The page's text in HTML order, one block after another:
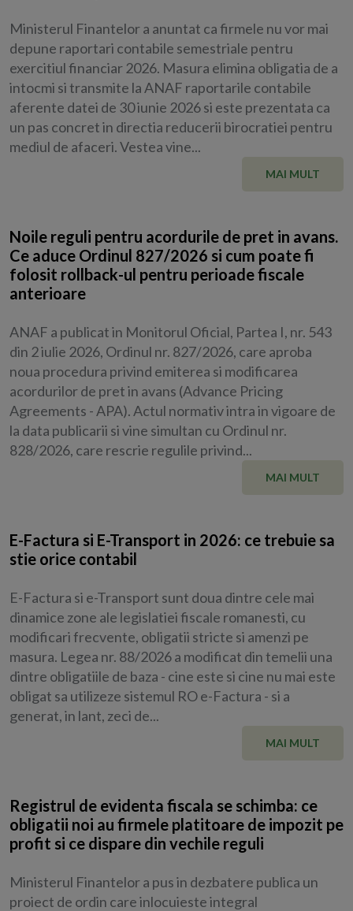
Ministerul Finantelor a anuntat ca firmele nu vor mai
depune raportari contabile semestriale pentru
exercitiul financiar 2026. Masura elimina obligatia de a
intocmi si transmite la ANAF raportarile contabile
aferente datei de 30 iunie 2026 si este prezentata ca
un pas concret in directia reducerii birocratiei pentru
mediul de afaceri. Vestea vine...
MAI MULT
Noile reguli pentru acordurile de pret in avans.
Ce aduce Ordinul 827/2026 si cum poate fi
folosit rollback-ul pentru perioade fiscale
anterioare
ANAF a publicat in Monitorul Oficial, Partea I, nr. 543
din 2 iulie 2026, Ordinul nr. 827/2026, care aproba
noua procedura privind emiterea si modificarea
acordurilor de pret in avans (Advance Pricing
Agreements - APA). Actul normativ intra in vigoare de
la data publicarii si vine simultan cu Ordinul nr.
828/2026, care rescrie regulile privind...
MAI MULT
E-Factura si E-Transport in 2026: ce trebuie sa
stie orice contabil
E-Factura si e-Transport sunt doua dintre cele mai
dinamice zone ale legislatiei fiscale romanesti, cu
modificari frecvente, obligatii stricte si amenzi pe
masura. Legea nr. 88/2026 a modificat din temelii una
dintre obligatiile de baza - cine este si cine nu mai este
obligat sa utilizeze sistemul RO e-Factura - si a
generat, in lant, zeci de...
MAI MULT
Registrul de evidenta fiscala se schimba: ce
obligatii noi au firmele platitoare de impozit pe
profit si ce dispare din vechile reguli
Ministerul Finantelor a pus in dezbatere publica un
proiect de ordin care inlocuieste integral